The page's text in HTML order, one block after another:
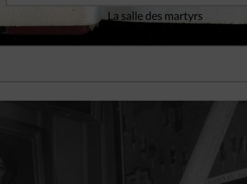
La salle des martyrs